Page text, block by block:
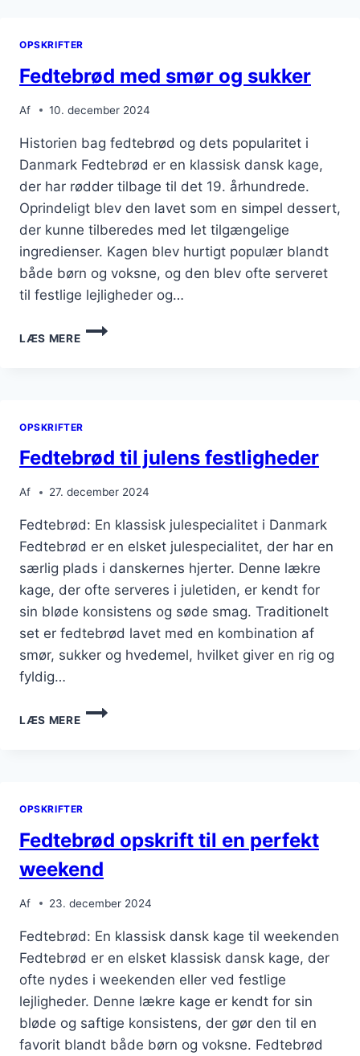
OPSKRIFTER
Fedtebrød med smør og sukker
Af 10. december 2024
Historien bag fedtebrød og dets popularitet i
Danmark Fedtebrød er en klassisk dansk kage,
der har rødder tilbage til det 19. århundrede.
Oprindeligt blev den lavet som en simpel dessert,
der kunne tilberedes med let tilgængelige
ingredienser. Kagen blev hurtigt populær blandt
både børn og voksne, og den blev ofte serveret
til festlige lejligheder og…
LÆS MERE
FEDTEBRØD
MED
OPSKRIFTER
Fedtebrød til julens festligheder
Af 27. december 2024
Fedtebrød: En klassisk julespecialitet i Danmark
Fedtebrød er en elsket julespecialitet, der har en
særlig plads i danskernes hjerter. Denne lækre
kage, der ofte serveres i juletiden, er kendt for
sin bløde konsistens og søde smag. Traditionelt
set er fedtebrød lavet med en kombination af
smør, sukker og hvedemel, hvilket giver en rig og
fyldig…
LÆS MERE
FEDTEBRØD
TIL
OPSKRIFTER
Fedtebrød opskrift til en perfekt
weekend
Af 23. december 2024
Fedtebrød: En klassisk dansk kage til weekenden
Fedtebrød er en elsket klassisk dansk kage, der
ofte nydes i weekenden eller ved festlige
lejligheder. Denne lækre kage er kendt for sin
bløde og saftige konsistens, der gør den til en
favorit blandt både børn og voksne. Fedtebrød